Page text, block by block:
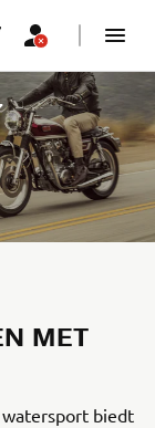
MET
biedt